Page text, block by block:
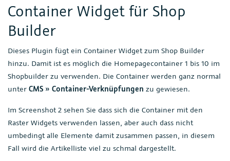
Container Widget für Shop
Builder
Dieses Plugin fügt ein Container Widget zum Shop Builder
hinzu. Damit ist es möglich die Homepagecontainer 1 bis 10 im
Shopbuilder zu verwenden. Die Container werden ganz normal
unter CMS » Container-Verknüpfungen zu gewiesen.
Im Screenshot 2 sehen Sie dass sich die Container mit den
Raster Widgets verwenden lassen, aber auch dass nicht
umbedingt alle Elemente damit zusammen passen, in diesem
Fall wird die Artikelliste viel zu schmal dargestellt.